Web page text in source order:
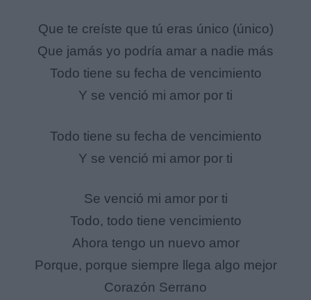
Que te creíste que tú eras único (único)
Que jamás yo podría amar a nadie más
Todo tiene su fecha de vencimiento
Y se venció mi amor por ti
Todo tiene su fecha de vencimiento
Y se venció mi amor por ti
Se venció mi amor por ti
Todo, todo tiene vencimiento
Ahora tengo un nuevo amor
Porque, porque siempre llega algo mejor
Corazón Serrano